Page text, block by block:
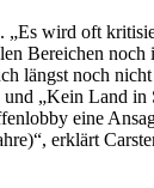
wird oft
Bereichen
längst noch
„Kein Land
eine
erklärt